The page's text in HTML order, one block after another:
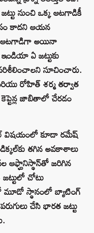
నుంచి ఒక్క ఆటగాడికీ
కాదని ఆయన
ఆటగాడిగా అయినా
ఏ జట్టుకు
సూచించారు.
రోహిత్ శర్మ తర్వాత
జాబితాలో చేరడం
విషయంలో కూడా రమేష్
తగిన అవకాశాలు
ఆఫ్ఘానిస్థాన్‌తో జరిగిన
జట్టులో చోటు
స్థానంలో బ్యాటింగ్
చేసి భారత జట్టు